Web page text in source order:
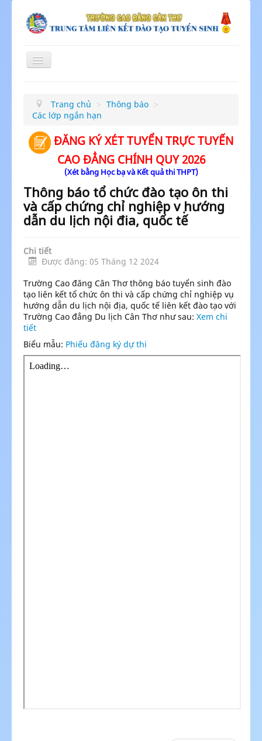
Toggle
Trang chủ > Thông báo >
Các lớp ngắn hạn
ĐĂNG KÝ XÉT TUYỂN TRỰC TUYẾN
CAO ĐẲNG CHÍNH QUY 2026
(Xét bằng Học bạ và Kết quả thi THPT)
Thông báo tổ chức đào tạo ôn thi
và cấp chứng chỉ nghiệp vụ hướng
dẫn du lịch nội đia, quốc tế
Chi tiết
Được đăng: 05 Tháng 12 2024
Trường Cao đăng Cân Thơ thông báo tuyển sinh đào
tạo liên kết tổ chức ôn thi và cấp chứng chỉ nghiệp vụ
hướng dẫn du lịch nội địa, quốc tế liên kết đào tạo với
Trường Cao đẳng Du lịch Cân Thơ như sau: Xem chi
tiết
Biểu mẫu: Phiếu đăng ký dự thi